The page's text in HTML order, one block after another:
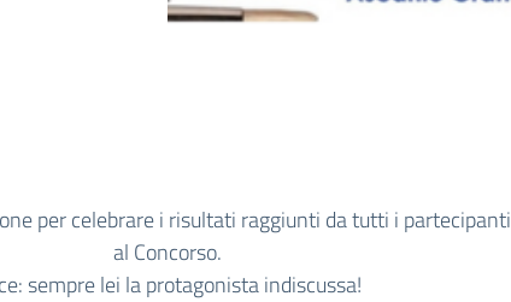
per celebrare i risultati raggiunti da tutti i partecipanti
al Concorso.
sempre lei la protagonista indiscussa!